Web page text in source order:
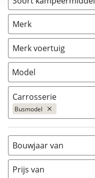
Camper (4)
Caravan
Vouwwagen
Merk
Merk voertuig
Model
Carrosserie
Busmodel
Alkoof (0)
Busmodel
Caravan (0)
Half-integraal
Bouwjaar van
Prijs van